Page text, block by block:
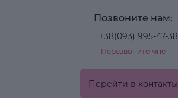
Позвоните нам:
+38(093) 995-47-38
Перезвоните мне
Перейти в контакты